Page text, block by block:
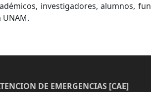
investigadores, alumnos,
DE EMERGENCIAS [CAE]